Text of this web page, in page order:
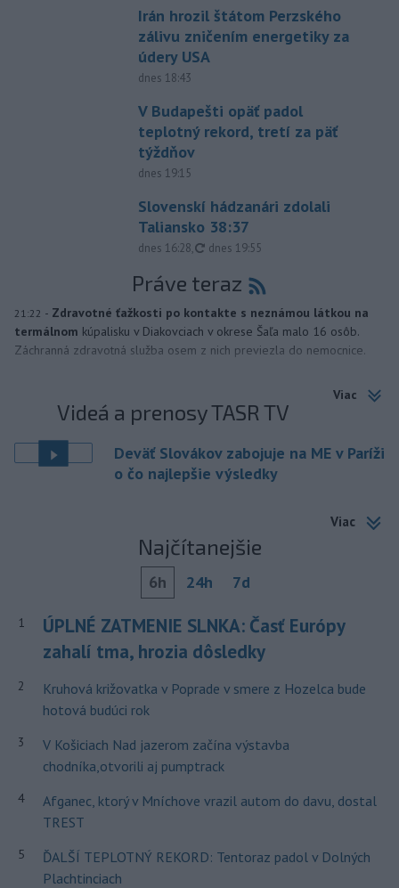
Irán hrozil štátom Perzského
zálivu zničením energetiky za
údery USA
dnes 18:43
V Budapešti opäť padol
teplotný rekord, tretí za päť
týždňov
dnes 19:15
Slovenskí hádzanári zdolali
Taliansko 38:37
dnes 16:28, aktualizované
dnes 19:55
Práve teraz
21:22 - Zdravotné ťažkosti po kontakte s neznámou látkou na
termálnom kúpalisku v Diakovciach v okrese Šaľa malo 16 osôb.
Záchranná zdravotná služba osem z nich previezla do nemocnice.
Viac
Videá a prenosy TASR TV
Deväť Slovákov zabojuje na ME v Paríži
o čo najlepšie výsledky
Viac
Najčítanejšie
6h 24h 7d
1
ÚPLNÉ ZATMENIE SLNKA: Časť Európy
zahalí tma, hrozia dôsledky
2
Kruhová križovatka v Poprade v smere z Hozelca bude
hotová budúci rok
3
V Košiciach Nad jazerom začína výstavba
chodníka,otvorili aj pumptrack
4
Afganec, ktorý v Mníchove vrazil autom do davu, dostal
TREST
5
ĎALŠÍ TEPLOTNÝ REKORD: Tentoraz padol v Dolných
Plachtinciach